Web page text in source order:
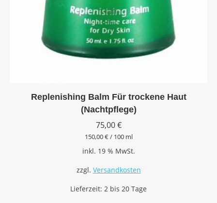
Replenishing Balm Für trockene Haut
(Nachtpflege)
75,00€
150,00€/ 100 ml
inkl. 19 % MwSt.
zzgl. Versandkosten
Lieferzeit: 2 bis 20 Tage